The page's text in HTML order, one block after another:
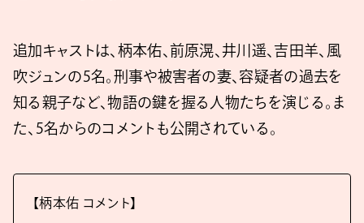
追加キャストは、柄本佑、前原滉、井川遥、吉田羊、風
吹ジュンの5名。刑事や被害者の妻、容疑者の過去を
知る親子など、物語の鍵を握る人物たちを演じる。ま
た、5名からのコメントも公開されている。
【柄本佑 コメント】